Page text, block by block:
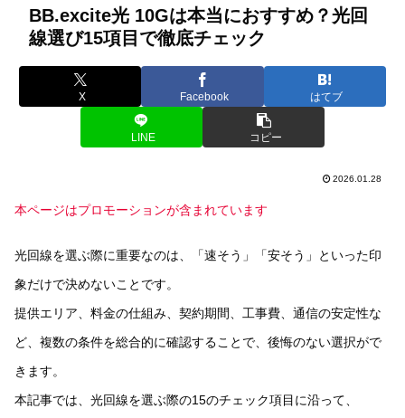
BB.excite光 10Gは本当におすすめ？光回
線選び15項目で徹底チェック
X Facebook はてブ
LINE コピー
2026.01.28
本ページはプロモーションが含まれています
光回線を選ぶ際に重要なのは、「速そう」「安そう」といった印
象だけで決めないことです。
提供エリア、料金の仕組み、契約期間、工事費、通信の安定性な
ど、複数の条件を総合的に確認することで、後悔のない選択がで
きます。
本記事では、光回線を選ぶ際の15のチェック項目に沿って、